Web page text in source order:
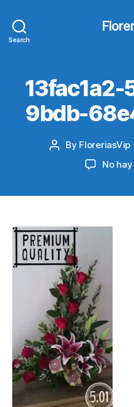
Search
9bdb-
Post
By FloreriasVip
No